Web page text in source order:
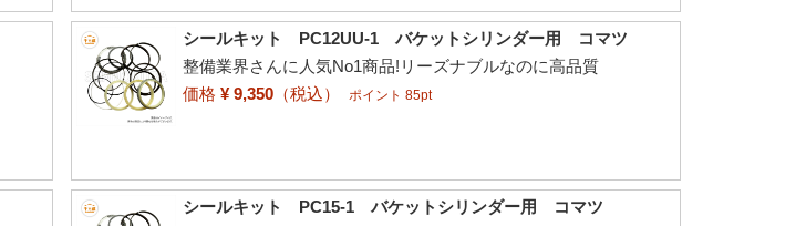
シールキット PC12UU-1 バケットシリンダー用 コマツ
整備業界さんに人気No1商品!リーズナブルなのに高品質
価格 ¥ 9,350 （税込） ポイント 85pt
シールキット PC15-1 バケットシリンダー用 コマツ